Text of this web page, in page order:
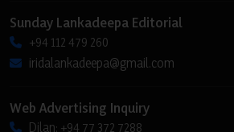
Sunday Lankadeepa Editorial
+94 112 479 260
iridalankadeepa@gmail.com
Web Advertising Inquiry
Dilan: +94 77 372 7288